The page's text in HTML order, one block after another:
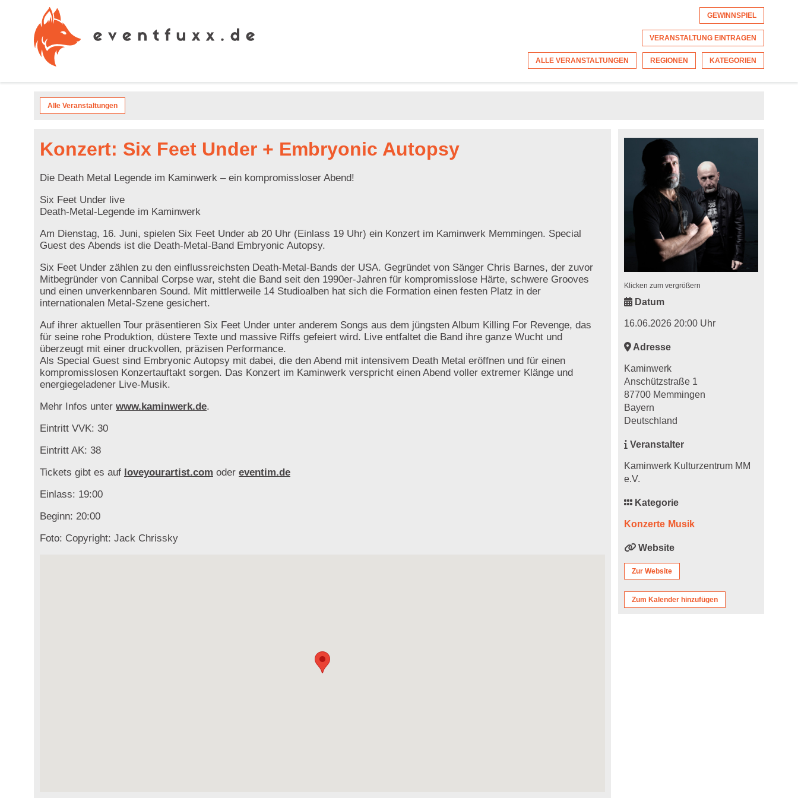
GEWINNSPIEL
VERANSTALTUNG EINTRAGEN
ALLE VERANSTALTUNGEN REGIONEN KATEGORIEN
Alle Veranstaltungen
Konzert: Six Feet Under + Embryonic Autopsy
Die Death Metal Legende im Kaminwerk – ein kompromissloser Abend!
Six Feet Under live
Death-Metal-Legende im Kaminwerk
Am Dienstag, 16. Juni, spielen Six Feet Under ab 20 Uhr (Einlass 19 Uhr) ein Konzert im Kaminwerk Memmingen. Special
Guest des Abends ist die Death-Metal-Band Embryonic Autopsy.
Six Feet Under zählen zu den einflussreichsten Death-Metal-Bands der USA. Gegründet von Sänger Chris Barnes, der zuvor
Mitbegründer von Cannibal Corpse war, steht die Band seit den 1990er-Jahren für kompromisslose Härte, schwere Grooves
und einen unverkennbaren Sound. Mit mittlerweile 14 Studioalben hat sich die Formation einen festen Platz in der
internationalen Metal-Szene gesichert.
Auf ihrer aktuellen Tour präsentieren Six Feet Under unter anderem Songs aus dem jüngsten Album Killing For Revenge, das
für seine rohe Produktion, düstere Texte und massive Riffs gefeiert wird. Live entfaltet die Band ihre ganze Wucht und
überzeugt mit einer druckvollen, präzisen Performance.
Als Special Guest sind Embryonic Autopsy mit dabei, die den Abend mit intensivem Death Metal eröffnen und für einen
kompromisslosen Konzertauftakt sorgen. Das Konzert im Kaminwerk verspricht einen Abend voller extremer Klänge und
energiegeladener Live-Musik.
Mehr Infos unter www.kaminwerk.de.
Eintritt VVK: 30
Eintritt AK: 38
Tickets gibt es auf loveyourartist.com oder eventim.de
Einlass: 19:00
Beginn: 20:00
Foto: Copyright: Jack Chrissky
Klicken zum vergrößern
Datum
16.06.2026 20:00 Uhr
Adresse
Kaminwerk
Anschützstraße 1
87700 Memmingen
Bayern
Deutschland
Veranstalter
Kaminwerk Kulturzentrum MM
e.V.
Kategorie
Konzerte Musik
Website
Zur Website
Zum Kalender hinzufügen